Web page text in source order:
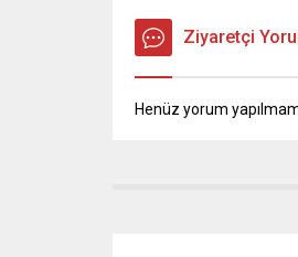
Ziyaretçi
Henüz yorum